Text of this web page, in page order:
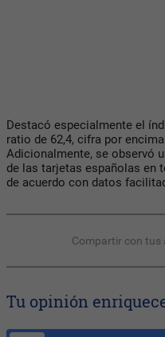
Destacó especialmente el
ratio de 62,4, cifra por
Adicionalmente, se observó
de las tarjetas españolas en
de acuerdo con datos
Compartir con tus
Tu opinión